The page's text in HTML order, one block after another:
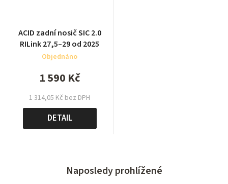
ACID zadní nosič SIC 2.0
RILink 27,5–29 od 2025
Objednáno
1 314,05 Kč bez DPH
1 590 Kč
DETAIL
Naposledy prohlížené